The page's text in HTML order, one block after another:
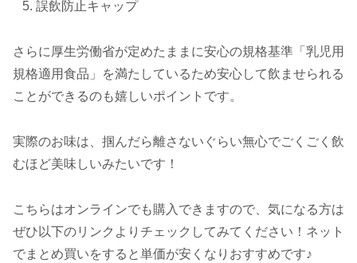
誤飲防止キャップ
さらに厚生労働省が定めたままに安心の規格基準「乳児用
規格適用食品」を満たしているため安心して飲ませられる
ことができるのも嬉しいポイントです。
実際のお味は、掴んだら離さないぐらい無心でごくごく飲
むほど美味しいみたいです！
こちらはオンラインでも購入できますので、気になる方は
ぜひ以下のリンクよりチェックしてみてください！ネット
でまとめ買いをすると単価が安くなりおすすめです♪